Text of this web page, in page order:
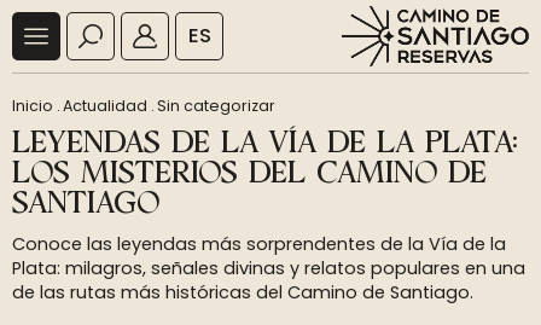
ES
Inicio .Actualidad .Sin categorizar
LEYENDAS DE LA VÍA DE LA PLATA:
LOS MISTERIOS DEL CAMINO DE
SANTIAGO
Conoce las leyendas más sorprendentes de la Vía de la
Plata: milagros, señales divinas y relatos populares en una
de las rutas más históricas del Camino de Santiago.